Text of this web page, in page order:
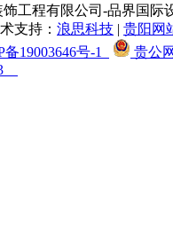
饰工程有限公司-品界国
支持： 浪思科技 | 贵阳网
备19003646号-1
贵公